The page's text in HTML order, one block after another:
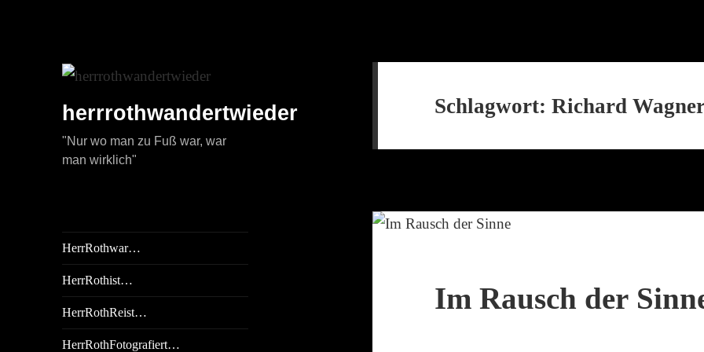
herrrothwandertwieder
"Nur wo man zu Fuß war, war
man wirklich"
HerrRothwar…
HerrRothist…
HerrRothReist…
HerrRothFotografiert…
Schlagwort:Richard
Im Rausch der